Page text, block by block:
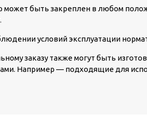
может быть закреплен в любом
условий эксплуатации
заказу также могут быть
Например — подходящие для